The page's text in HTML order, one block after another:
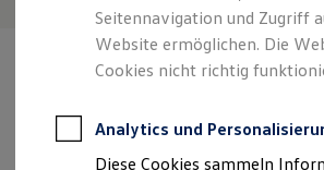
Elektroauto Leasing
Kleinwagen-Leasing
Leasing ohne Anzahlung
Finanzierung
Kfz-Versicherung
Restschuldversicherungen
Verantwortlich für die Inhalte auf dieser Seite
Hunzinger GmbH (Impressum & Rechtliches)
Seitennavigation und Zugriff
Website ermöglichen. Die
Cookies nicht richtig
Analytics und
Diese Cookies sammeln